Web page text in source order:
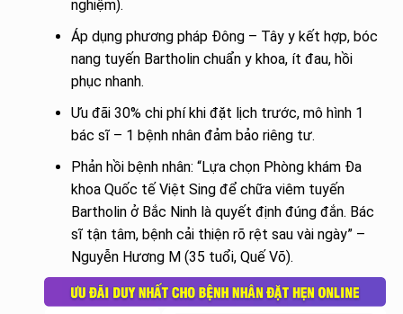
nghiệm).
Áp dụng phương pháp Đông – Tây y kết hợp, bóc
nang tuyến Bartholin chuẩn y khoa, ít đau, hồi
phục nhanh.
Ưu đãi 30% chi phí khi đặt lịch trước, mô hình 1
bác sĩ – 1 bệnh nhân đảm bảo riêng tư.
Phản hồi bệnh nhân: “Lựa chọn Phòng khám Đa
khoa Quốc tế Việt Sing để chữa viêm tuyến
Bartholin ở Bắc Ninh là quyết định đúng đắn. Bác
sĩ tận tâm, bệnh cải thiện rõ rệt sau vài ngày” –
Nguyễn Hương M (35 tuổi, Quế Võ).